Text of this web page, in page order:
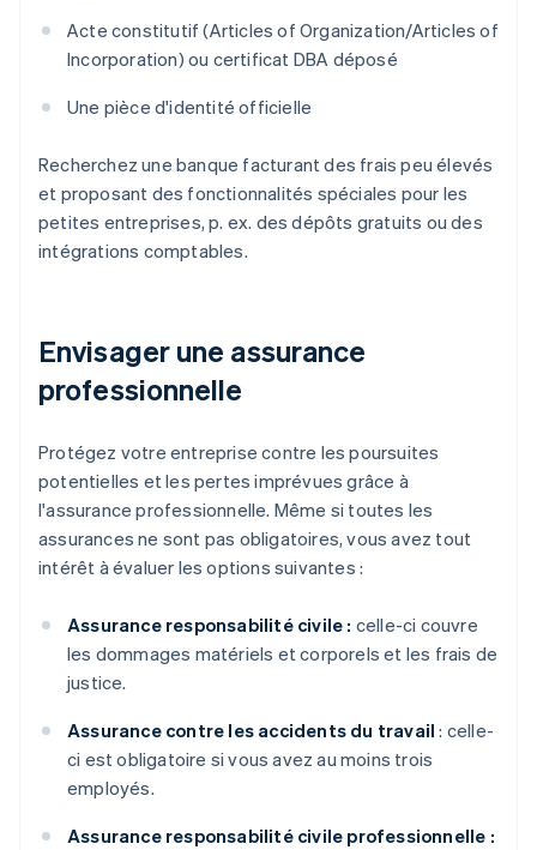
Acte constitutif (Articles of Organization/Articles of
Incorporation) ou certificat DBA déposé
Une pièce d'identité officielle
Recherchez une banque facturant des frais peu élevés
et proposant des fonctionnalités spéciales pour les
petites entreprises, p. ex. des dépôts gratuits ou des
intégrations comptables.
Envisager une assurance
professionnelle
Protégez votre entreprise contre les poursuites
potentielles et les pertes imprévues grâce à
l'assurance professionnelle. Même si toutes les
assurances ne sont pas obligatoires, vous avez tout
intérêt à évaluer les options suivantes :
Assurance responsabilité civile : celle-ci couvre
les dommages matériels et corporels et les frais de
justice.
Assurance contre les accidents du travail : celle-
ci est obligatoire si vous avez au moins trois
employés.
Assurance responsabilité civile professionnelle :